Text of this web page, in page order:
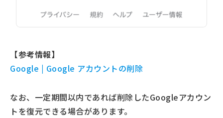
【参考情報】
Google | Google アカウントの削除
なお、一定期間以内であれば削除したGoogleアカウン
トを復元できる場合があります。